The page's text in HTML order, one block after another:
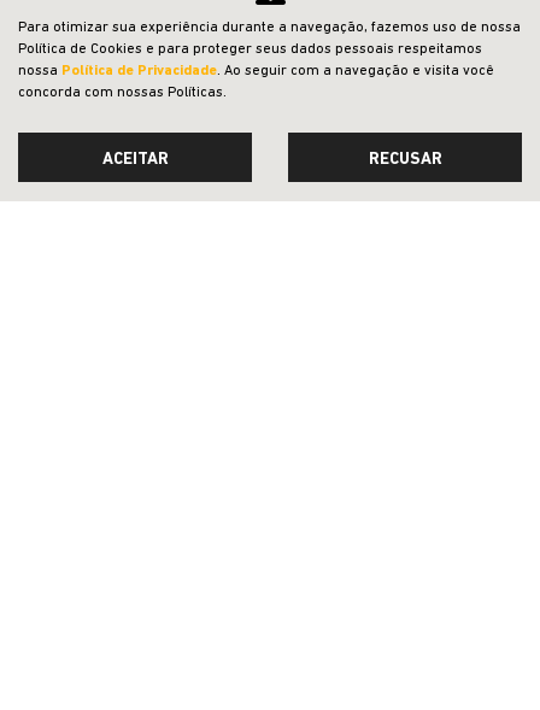
Para otimizar sua experiência durante a navegação, fazemos uso de nossa
Política de Cookies e para proteger seus dados pessoais respeitamos
nossa Política de Privacidade. Ao seguir com a navegação e visita você
concorda com nossas Políticas.
ACEITAR RECUSAR